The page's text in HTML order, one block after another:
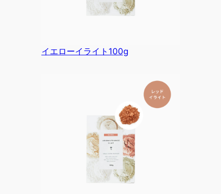
イエローイライト100g